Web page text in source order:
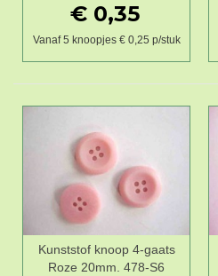
€ 0,35
Vanaf 5 knoopjes € 0,25 p/stuk
Kunststof knoop 4-gaats
Roze 20mm. 478-S6